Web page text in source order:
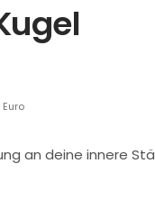
an deine innere